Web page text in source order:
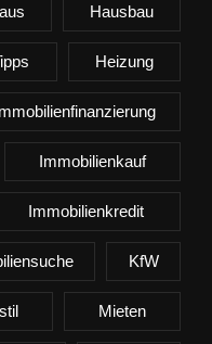
Hausbau
Heizung
Immobilienkauf
Immobilienkredit
KfW
Mieten